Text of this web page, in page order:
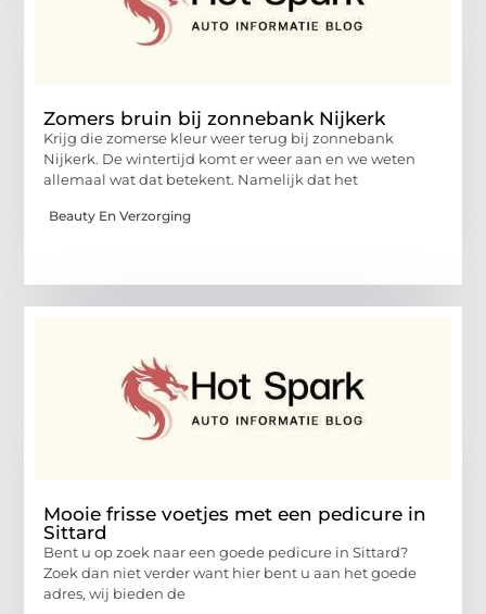
Zomers bruin bij zonnebank Nijkerk
Krijg die zomerse kleur weer terug bij zonnebank
Nijkerk. De wintertijd komt er weer aan en we weten
allemaal wat dat betekent. Namelijk dat het
Beauty En Verzorging
Mooie frisse voetjes met een pedicure in
Sittard
Bent u op zoek naar een goede pedicure in Sittard?
Zoek dan niet verder want hier bent u aan het goede
adres, wij bieden de